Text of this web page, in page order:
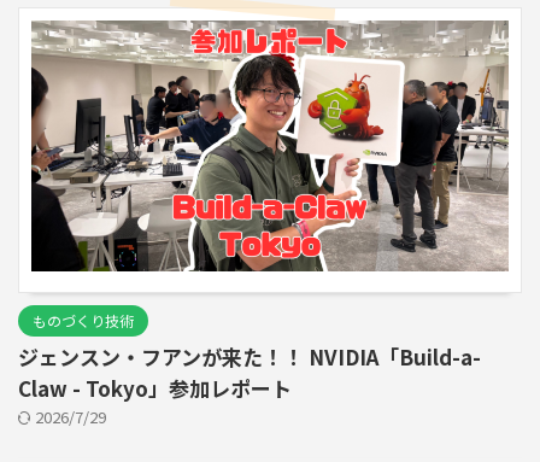
ものづくり技術
ジェンスン・フアンが来た！！ NVIDIA「Build-a-
Claw - Tokyo」参加レポート
2026/7/29